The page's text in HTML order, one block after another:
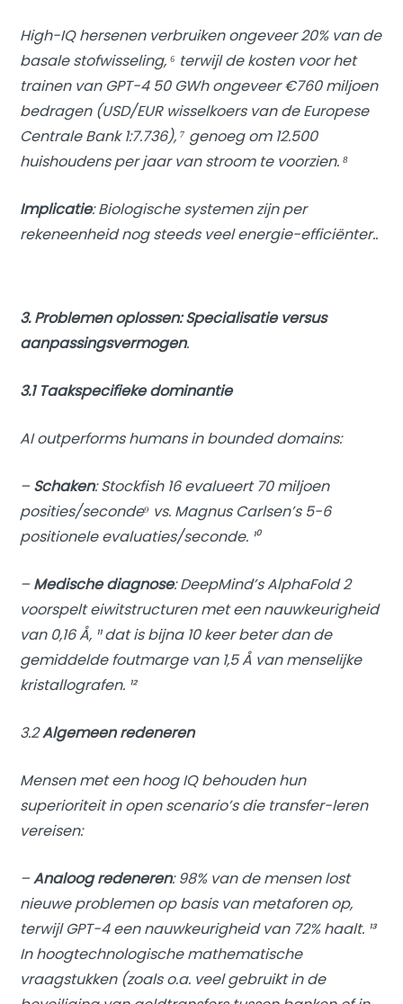
High-IQ hersenen verbruiken ongeveer 20% van de
basale stofwisseling, ⁶ terwijl de kosten voor het
trainen van GPT-4 50 GWh ongeveer €760 miljoen
bedragen (USD/EUR wisselkoers van de Europese
Centrale Bank 1:7.736), ⁷ genoeg om 12.500
huishoudens per jaar van stroom te voorzien. ⁸
Implicatie: Biologische systemen zijn per
rekeneenheid nog steeds veel energie-efficiënter..
3. Problemen oplossen: Specialisatie versus
aanpassingsvermogen.
3.1 Taakspecifieke dominantie
AI outperforms humans in bounded domains:
– Schaken: Stockfish 16 evalueert 70 miljoen
posities/seconde⁹ vs. Magnus Carlsen’s 5-6
positionele evaluaties/seconde. ¹⁰
– Medische diagnose: DeepMind’s AlphaFold 2
voorspelt eiwitstructuren met een nauwkeurigheid
van 0,16 Å, ¹¹ dat is bijna 10 keer beter dan de
gemiddelde foutmarge van 1,5 Å van menselijke
kristallografen. ¹²
3.2Algemeen redeneren
Mensen met een hoog IQ behouden hun
superioriteit in open scenario’s die transfer-leren
vereisen:
–Analoog redeneren: 98% van de mensen lost
nieuwe problemen op basis vanmetaforenop,
terwijl GPT-4 een nauwkeurigheid van 72% haalt. ¹³
In hoogtechnologische mathematische
vraagstukken (zoals o.a. veel gebruikt in de